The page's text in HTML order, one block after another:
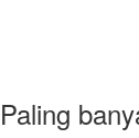
Paling